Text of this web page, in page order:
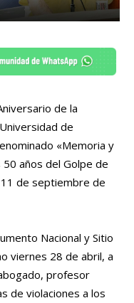
de la
de
«Memoria y
50 años del Golpe de
de septiembre de
Nacional y Sitio
viernes 28 de abril, a
profesor
de violaciones a los